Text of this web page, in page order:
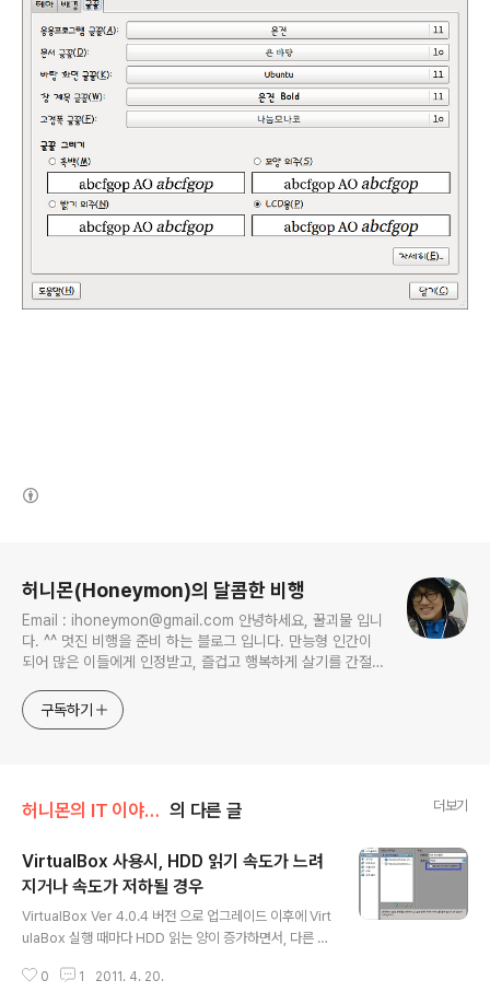
허니몬(Honeymon)의 달콤한 비행
Email : ihoneymon@gmail.com 안녕하세요, 꿀괴물 입니
다. ^^ 멋진 비행을 준비 하는 블로그 입니다. 만능형 인간이
되어 많은 이들에게 인정받고, 즐겁고 행복하게 살기를 간절히
지켜봐주세요!! ^^
구독하기
허니몬의 IT 이야기/리눅스 이야기, 우분투 의 다른 글 더보기
VirtualBox 사용시, HDD 읽기 속도가 느려
지거나 속도가 저하될 경우
VirtualBox Ver 4.0.4 버전 으로 업그레이드 이후에 Virt
ulaBox 실행 때마다 HDD 읽는 양이 증가하면서, 다른 프
한 프로그램들을 닫아보고 우분투 업데이트도 해보고 했지
0 1 2011. 4. 20.